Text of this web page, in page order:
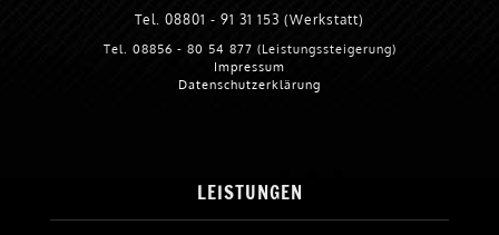
Tel. 08801 - 91 31 153 (Werkstatt)
Tel. 08856 - 80 54 877 (Leistungssteigerung)
Impressum
Datenschutzerklärung
LEISTUNGEN